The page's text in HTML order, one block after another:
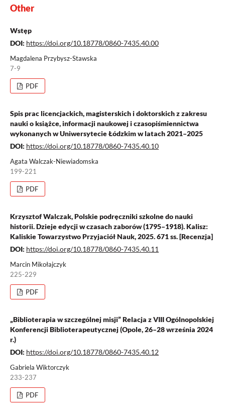
Other
Wstęp
DOI: https://doi.org/10.18778/0860-7435.40.00
Magdalena Przybysz-Stawska
7-9
PDF
Spis prac licencjackich, magisterskich i doktorskich z zakresu
nauki o książce, informacji naukowej i czasopiśmiennictwa
wykonanych w Uniwersytecie Łódzkim w latach 2021–2025
DOI: https://doi.org/10.18778/0860-7435.40.10
Agata Walczak-Niewiadomska
199-221
PDF
Krzysztof Walczak, Polskie podręczniki szkolne do nauki
historii. Dzieje edycji w czasach zaborów (1795–1918). Kalisz:
Kaliskie Towarzystwo Przyjaciół Nauk, 2025. 671 ss. [Recenzja]
DOI: https://doi.org/10.18778/0860-7435.40.11
Marcin Mikołajczyk
225-229
PDF
„Biblioterapia w szczególnej misji” Relacja z VIII Ogólnopolskiej
Konferencji Biblioterapeutycznej (Opole, 26–28 września 2024
r.)
DOI: https://doi.org/10.18778/0860-7435.40.12
Gabriela Wiktorczyk
233-237
PDF